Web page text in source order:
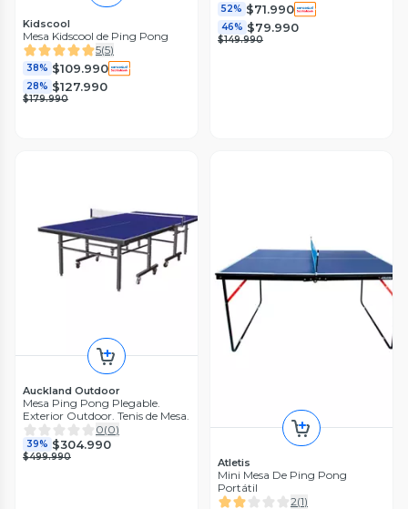
Kidscool
Mesa Kidscool de Ping Pong
5(5)
38% $109.990
28% $127.990
$179.990
52% $71.990
46% $79.990
$149.990
Auckland Outdoor
Mesa Ping Pong Plegable.
Exterior Outdoor. Tenis de Mesa.
0(0)
39% $304.990
$499.990 Atletis
Mini Mesa De Ping Pong
Portátil
2(1)